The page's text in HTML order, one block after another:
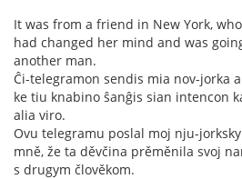
It was from a friend in New York,
had changed her mind and was
another man.
Ĉi-telegramon sendis mia nov-jorka
ke tiu knabino ŝanĝis sian intencon
alia viro.
Ovu telegramu poslal moj nju-
mně, že ta děvčina prěměnila svoj
s drugym člověkom.